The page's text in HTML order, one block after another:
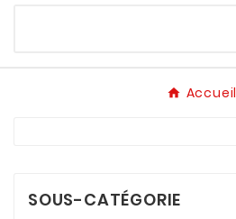
Accueil
SOUS-CATÉGORIE